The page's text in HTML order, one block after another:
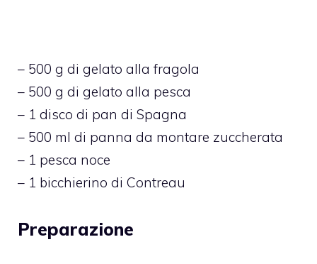
– 500 g di gelato alla fragola
– 500 g di gelato alla pesca
– 1 disco di pan di Spagna
– 500 ml di panna da montare zuccherata
– 1 pesca noce
– 1 bicchierino di Contreau
Preparazione